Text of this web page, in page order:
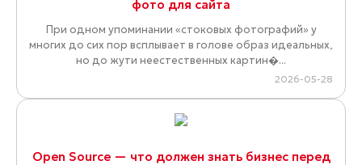
фото для сайта
При одном упоминании «стоковых фотографий» у
многих до сих пор всплывает в голове образ идеальных,
но до жути неестественных картин�...
2026-05-28
Open Source — что должен знать бизнес перед